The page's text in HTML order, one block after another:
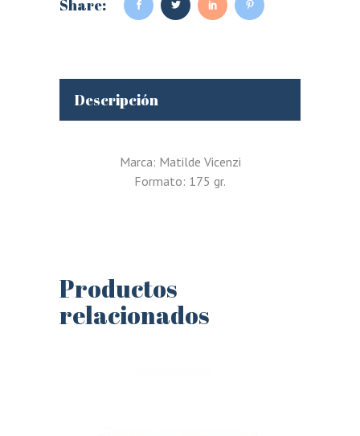
Share:
Descripción
Marca: Matilde Vicenzi
Formato: 175 gr.
Productos
relacionados